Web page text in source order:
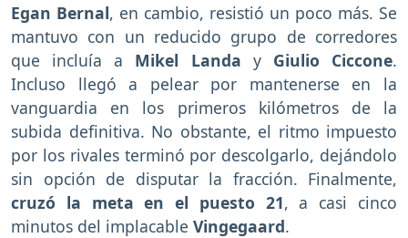
Egan Bernal, en cambio, resistió un poco más. Se
mantuvo con un reducido grupo de corredores
que incluía a Mikel Landa y Giulio Ciccone.
Incluso llegó a pelear por mantenerse en la
vanguardia en los primeros kilómetros de la
subida definitiva. No obstante, el ritmo impuesto
por los rivales terminó por descolgarlo, dejándolo
sin opción de disputar la fracción. Finalmente,
cruzó la meta en el puesto 21, a casi cinco
minutos del implacable Vingegaard.